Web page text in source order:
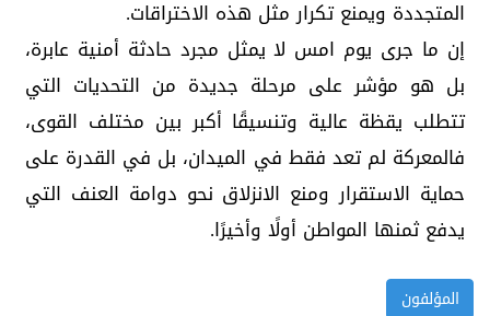
المتجددة ويمنع تكرار مثل هذه الاختراقات.
إن ما جرى يوم امس لا يمثل مجرد حادثة أمنية عابرة،
بل هو مؤشر على مرحلة جديدة من التحديات التي
تتطلب يقظة عالية وتنسيقًا أكبر بين مختلف القوى،
فالمعركة لم تعد فقط في الميدان، بل في القدرة على
حماية الاستقرار ومنع الانزلاق نحو دوامة العنف التي
يدفع ثمنها المواطن أولًا وأخيرًا.
المؤلفون